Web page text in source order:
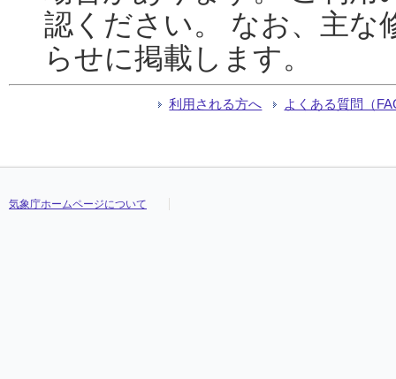
認ください。 なお、主な
らせに掲載します。
利用される方へ よくある質問（
気象庁ホームページについて